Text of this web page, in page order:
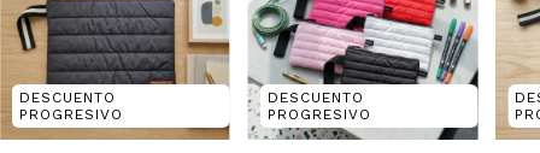
DESCUENTO
PROGRESIVO
DESCUENTO
PROGRESIVO